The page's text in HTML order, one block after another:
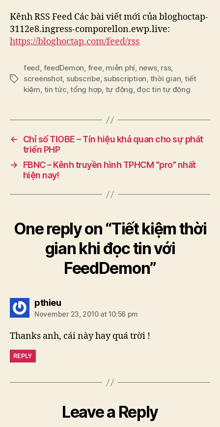
Kênh RSS Feed Các bài viết mới của bloghoctap-
3112e8.ingress-comporellon.ewp.live:
https://bloghoctap.com/feed/rss
Tags
feed, feedDemon, free, miễn phí, news, rss,
screenshot, subscribe, subscription, thời gian, tiết
kiệm, tin tức,tổng hợp, tự động, đọc tin tự động
←
Chỉ số TIOBE – Tín hiệu khả quan cho sự phát
triển PHP
→
FBNC – Kênh truyền hình TPHCM “pro” nhất
hiện nay!
One reply on “Tiết kiệm thời
gian khi đọc tin với
FeedDemon”
pthieusays:
November 23, 2010 at 10:56 pm
Thanks anh, cái này hay quá trời !
REPLY
Leave a Reply